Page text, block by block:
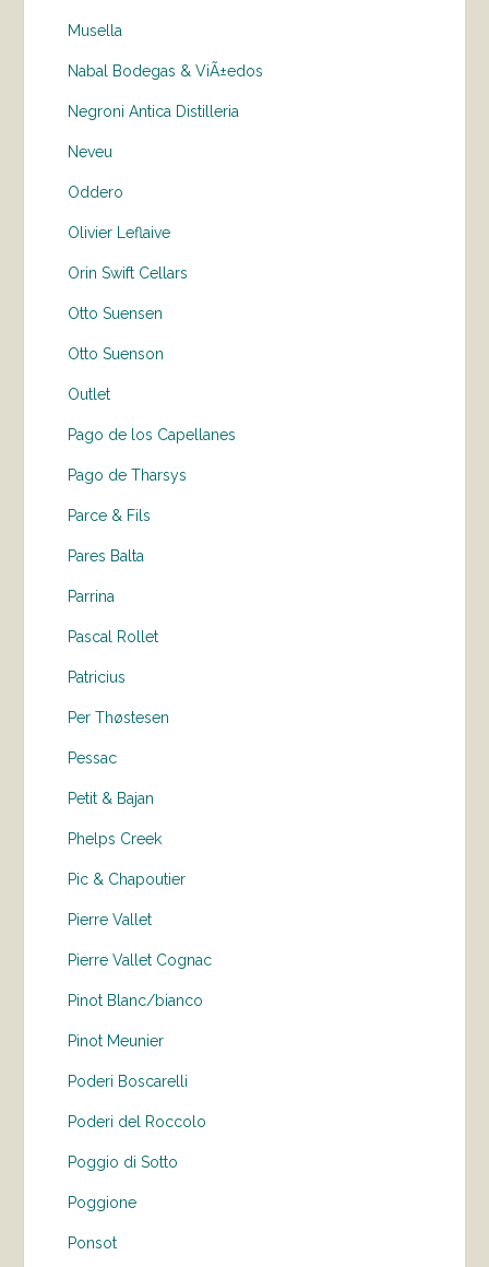
Musella
Nabal Bodegas & ViÃ±edos
Negroni Antica Distilleria
Neveu
Oddero
Olivier Leflaive
Orin Swift Cellars
Otto Suensen
Otto Suenson
Outlet
Pago de los Capellanes
Pago de Tharsys
Parce & Fils
Pares Balta
Parrina
Pascal Rollet
Patricius
Per Thøstesen
Pessac
Petit & Bajan
Phelps Creek
Pic & Chapoutier
Pierre Vallet
Pierre Vallet Cognac
Pinot Blanc/bianco
Pinot Meunier
Poderi Boscarelli
Poderi del Roccolo
Poggio di Sotto
Poggione
Ponsot